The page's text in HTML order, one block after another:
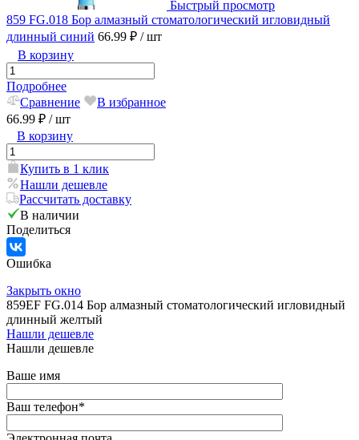
Быстрый просмотр
859 FG.018 Бор алмазный стоматологический игловидный
длинный синий 66.99 ₽ / шт
В корзину
Подробнее
Сравнение
В избранное
66.99 ₽ / шт
В корзину
Купить в 1 клик
Нашли дешевле
Рассчитать доставку
В наличии
Поделиться
Ошибка
Закрыть окно
859EF FG.014 Бор алмазный стоматологический игловидный
длинный желтый
Нашли дешевле
Нашли дешевле
Ваше имя
Ваш телефон*